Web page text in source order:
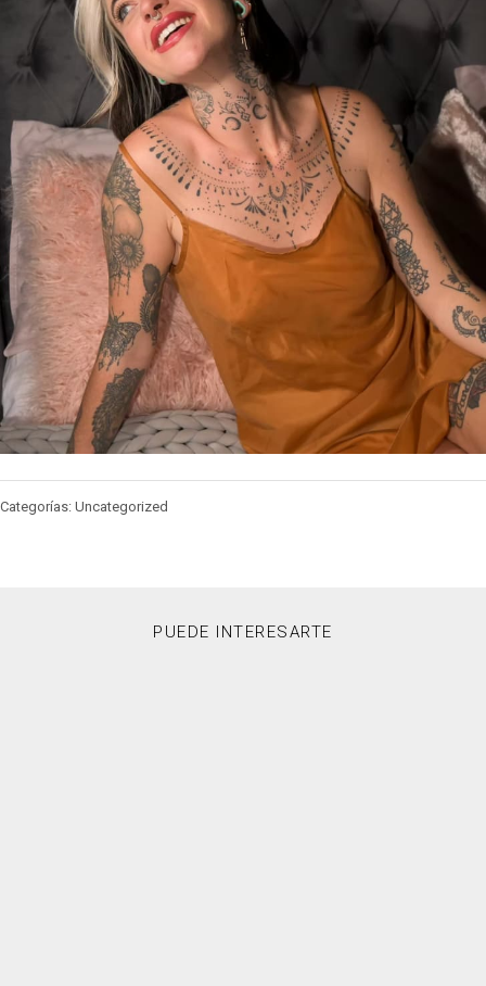
Categorías: Uncategorized
PUEDE INTERESARTE